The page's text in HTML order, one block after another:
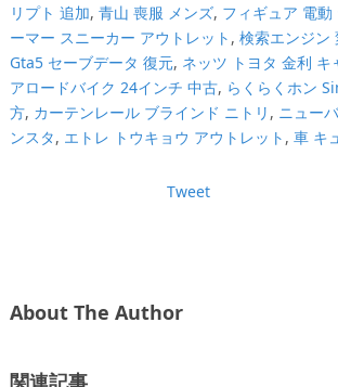
リプト 追加, 青山 喪服 メンズ, フィギュア 電動
ーマー スニーカー アウトレット , 検索エンジ
Gta5 セーブデータ 復元, ネッツ トヨタ 金利 キ
アロードバイク 24インチ 中古, らくらくホン
方, カーテンレール ブラインド ニトリ , ニュー
ンスタ, エトレ トウキョウ アウトレット , 車 キ
Tweet
About The Author
関連記事